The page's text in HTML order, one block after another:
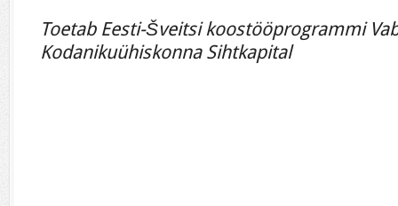
Toetab Eesti-Šveitsi koostööprogrammi
Kodanikuühiskonna Sihtkapital